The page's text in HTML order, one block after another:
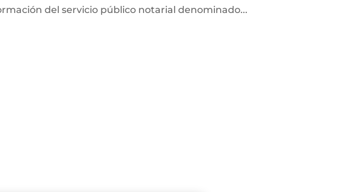
del servicio público notarial denominado...